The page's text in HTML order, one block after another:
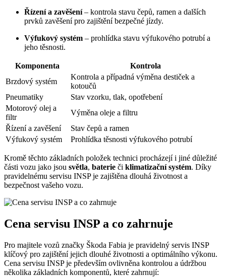
Řízení a zavěšení– kontrola stavu čepů, ramen a dalších
prvků zavěšení pro zajištění bezpečné jízdy.
Výfukový systém – prohlídka stavu výfukového potrubí a
jeho těsnosti.
Komponenta
Kontrola
Brzdový systém
Kontrola a případná výměna destiček a
kotoučů
Pneumatiky
Stav vzorku, tlak, opotřebení
Motorový olej a
filtr
Výměna oleje a filtru
Řízení a zavěšení
Stav čepů a ramen
Výfukový systém
Prohlídka těsnosti výfukového potrubí
Kromě těchto základních položek technici procházejí i jiné důležité
části vozu jako jsou světla, baterie či klimatizační systém. Díky
pravidelnému servisu INSP je zajištěna dlouhá životnost a
bezpečnost vašeho vozu.
Cena servisu INSP a co zahrnuje
Pro majitele vozů značky Škoda Fabia je pravidelný servis INSP
klíčový pro zajištění jejich dlouhé životnosti a optimálního výkonu.
Cena servisu INSP je především ovlivněna kontrolou a údržbou
několika základních komponentů, které zahrnují: